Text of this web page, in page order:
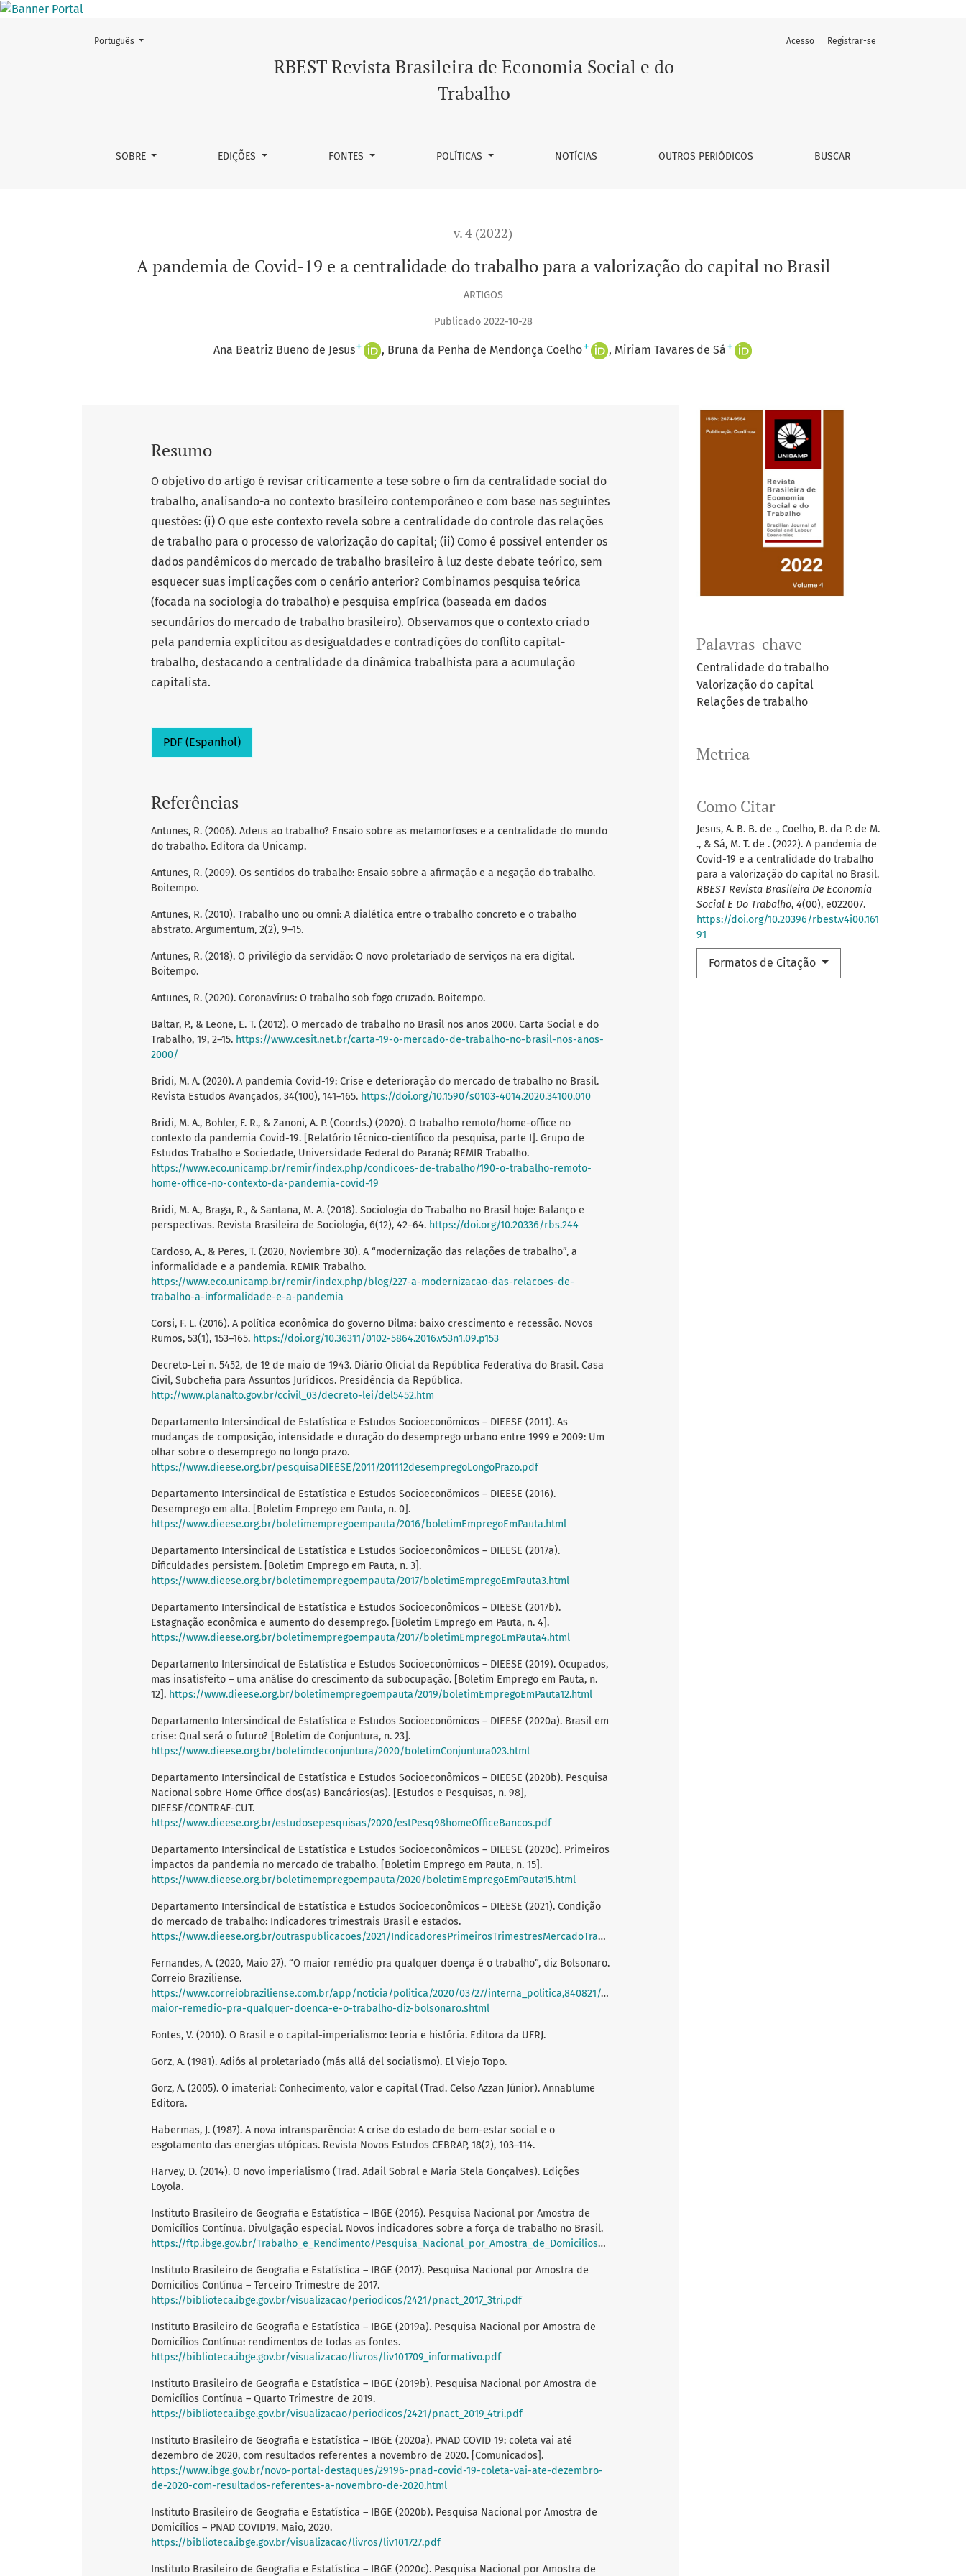
A pandemia de Covid-19 e a centralidade do trabalho para a valorização do capital no Brasil
RBEST Revista Brasileira de Economia Social e do
Trabalho
SOBRE EDIÇÕES FONTES POLÍTICAS NOTÍCIAS OUTROS PERIÓDICOS BUSCAR
Acesso Registrar-se
Mudar o idioma. O atual é:
Português
v. 4 (2022)
A pandemia de Covid-19 e a centralidade do trabalho para a valorização do capital no Brasil
ARTIGOS
Publicado 2022-10-28
Ana Beatriz Bueno de Jesus+ Bruna da Penha de Mendonça Coelho+ Miriam Tavares de Sá +
Palavras-chave
Centralidade do trabalho
Valorização do capital
Relações de trabalho
Metrica
Como Citar
Jesus, A. B. B. de ., Coelho, B. da P. de M.
., & Sá, M. T. de . (2022). A pandemia de
Covid-19 e a centralidade do trabalho
para a valorização do capital no Brasil.
RBEST Revista Brasileira De Economia
Social E Do Trabalho, 4(00), e022007.
https://doi.org/10.20396/rbest.v4i00.161
91
Formatos de Citação
Resumo
O objetivo do artigo é revisar criticamente a tese sobre o fim da centralidade social do
trabalho, analisando-a no contexto brasileiro contemporâneo e com base nas seguintes
questões: (i) O que este contexto revela sobre a centralidade do controle das relações
de trabalho para o processo de valorização do capital; (ii) Como é possível entender os
dados pandêmicos do mercado de trabalho brasileiro à luz deste debate teórico, sem
esquecer suas implicações com o cenário anterior? Combinamos pesquisa teórica
(focada na sociologia do trabalho) e pesquisa empírica (baseada em dados
secundários do mercado de trabalho brasileiro). Observamos que o contexto criado
pela pandemia explicitou as desigualdades e contradições do conflito capital-
trabalho, destacando a centralidade da dinâmica trabalhista para a acumulação
capitalista.
PDF (Espanhol)
Referências
Antunes, R. (2006). Adeus ao trabalho? Ensaio sobre as metamorfoses e a centralidade do mundo
do trabalho. Editora da Unicamp.
Antunes, R. (2009). Os sentidos do trabalho: Ensaio sobre a afirmação e a negação do trabalho.
Boitempo.
Antunes, R. (2010). Trabalho uno ou omni: A dialética entre o trabalho concreto e o trabalho
abstrato. Argumentum, 2(2), 9–15.
Antunes, R. (2018). O privilégio da servidão: O novo proletariado de serviços na era digital.
Boitempo.
Antunes, R. (2020). Coronavírus: O trabalho sob fogo cruzado. Boitempo.
Baltar, P., & Leone, E. T. (2012). O mercado de trabalho no Brasil nos anos 2000. Carta Social e do
Trabalho, 19, 2–15. https://www.cesit.net.br/carta-19-o-mercado-de-trabalho-no-brasil-nos-anos-
2000/
Bridi, M. A. (2020). A pandemia Covid-19: Crise e deterioração do mercado de trabalho no Brasil.
Revista Estudos Avançados, 34(100), 141–165. https://doi.org/10.1590/s0103-4014.2020.34100.010
Bridi, M. A., Bohler, F. R., & Zanoni, A. P. (Coords.) (2020). O trabalho remoto/home-office no
contexto da pandemia Covid-19. [Relatório técnico-científico da pesquisa, parte I]. Grupo de
Estudos Trabalho e Sociedade, Universidade Federal do Paraná; REMIR Trabalho.
https://www.eco.unicamp.br/remir/index.php/condicoes-de-trabalho/190-o-trabalho-remoto-
home-office-no-contexto-da-pandemia-covid-19
Bridi, M. A., Braga, R., & Santana, M. A. (2018). Sociologia do Trabalho no Brasil hoje: Balanço e
perspectivas. Revista Brasileira de Sociologia, 6(12), 42–64. https://doi.org/10.20336/rbs.244
Cardoso, A., & Peres, T. (2020, Noviembre 30). A “modernização das relações de trabalho”, a
informalidade e a pandemia. REMIR Trabalho.
https://www.eco.unicamp.br/remir/index.php/blog/227-a-modernizacao-das-relacoes-de-
trabalho-a-informalidade-e-a-pandemia
Corsi, F. L. (2016). A política econômica do governo Dilma: baixo crescimento e recessão. Novos
Rumos, 53(1), 153–165. https://doi.org/10.36311/0102-5864.2016.v53n1.09.p153
Decreto-Lei n. 5452, de 1º de maio de 1943. Diário Oficial da República Federativa do Brasil. Casa
Civil, Subchefia para Assuntos Jurídicos. Presidência da República.
http://www.planalto.gov.br/ccivil_03/decreto-lei/del5452.htm
Departamento Intersindical de Estatística e Estudos Socioeconômicos – DIEESE (2011). As
mudanças de composição, intensidade e duração do desemprego urbano entre 1999 e 2009: Um
olhar sobre o desemprego no longo prazo.
https://www.dieese.org.br/pesquisaDIEESE/2011/201112desempregoLongoPrazo.pdf
Departamento Intersindical de Estatística e Estudos Socioeconômicos – DIEESE (2016).
Desemprego em alta. [Boletim Emprego em Pauta, n. 0].
https://www.dieese.org.br/boletimempregoempauta/2016/boletimEmpregoEmPauta.html
Departamento Intersindical de Estatística e Estudos Socioeconômicos – DIEESE (2017a).
Dificuldades persistem. [Boletim Emprego em Pauta, n. 3].
https://www.dieese.org.br/boletimempregoempauta/2017/boletimEmpregoEmPauta3.html
Departamento Intersindical de Estatística e Estudos Socioeconômicos – DIEESE (2017b).
Estagnação econômica e aumento do desemprego. [Boletim Emprego em Pauta, n. 4].
https://www.dieese.org.br/boletimempregoempauta/2017/boletimEmpregoEmPauta4.html
Departamento Intersindical de Estatística e Estudos Socioeconômicos – DIEESE (2019). Ocupados,
mas insatisfeito – uma análise do crescimento da subocupação. [Boletim Emprego em Pauta, n.
12]. https://www.dieese.org.br/boletimempregoempauta/2019/boletimEmpregoEmPauta12.html
Departamento Intersindical de Estatística e Estudos Socioeconômicos – DIEESE (2020a). Brasil em
crise: Qual será o futuro? [Boletim de Conjuntura, n. 23].
https://www.dieese.org.br/boletimdeconjuntura/2020/boletimConjuntura023.html
Departamento Intersindical de Estatística e Estudos Socioeconômicos – DIEESE (2020b). Pesquisa
Nacional sobre Home Office dos(as) Bancários(as). [Estudos e Pesquisas, n. 98],
DIEESE/CONTRAF-CUT.
https://www.dieese.org.br/estudosepesquisas/2020/estPesq98homeOfficeBancos.pdf
Departamento Intersindical de Estatística e Estudos Socioeconômicos – DIEESE (2020c). Primeiros
impactos da pandemia no mercado de trabalho. [Boletim Emprego em Pauta, n. 15].
https://www.dieese.org.br/boletimempregoempauta/2020/boletimEmpregoEmPauta15.html
Departamento Intersindical de Estatística e Estudos Socioeconômicos – DIEESE (2021). Condição
do mercado de trabalho: Indicadores trimestrais Brasil e estados.
https://www.dieese.org.br/outraspublicacoes/2021/IndicadoresPrimeirosTrimestresMercadoTrabalho.html
Fernandes, A. (2020, Maio 27). “O maior remédio pra qualquer doença é o trabalho”, diz Bolsonaro.
Correio Braziliense.
https://www.correiobraziliense.com.br/app/noticia/politica/2020/03/27/interna_politica,840821/o-
maior-remedio-pra-qualquer-doenca-e-o-trabalho-diz-bolsonaro.shtml
Fontes, V. (2010). O Brasil e o capital-imperialismo: teoria e história. Editora da UFRJ.
Gorz, A. (1981). Adiós al proletariado (más allá del socialismo). El Viejo Topo.
Gorz, A. (2005). O imaterial: Conhecimento, valor e capital (Trad. Celso Azzan Júnior). Annablume
Editora.
Habermas, J. (1987). A nova intransparência: A crise do estado de bem-estar social e o
esgotamento das energias utópicas. Revista Novos Estudos CEBRAP, 18(2), 103–114.
Harvey, D. (2014). O novo imperialismo (Trad. Adail Sobral e Maria Stela Gonçalves). Edições
Loyola.
Instituto Brasileiro de Geografia e Estatística – IBGE (2016). Pesquisa Nacional por Amostra de
Domicílios Contínua. Divulgação especial. Novos indicadores sobre a força de trabalho no Brasil.
https://ftp.ibge.gov.br/Trabalho_e_Rendimento/Pesquisa_Nacional_por_Amostra_de_Domicilios_continua/Trimestral/Novos_Indicadores_Sobre_a_Forca_de_Trabalho/pnadc_201201_201602_trimestre_novos_indicadores.pdf
Instituto Brasileiro de Geografia e Estatística – IBGE (2017). Pesquisa Nacional por Amostra de
Domicílios Contínua – Terceiro Trimestre de 2017.
https://biblioteca.ibge.gov.br/visualizacao/periodicos/2421/pnact_2017_3tri.pdf
Instituto Brasileiro de Geografia e Estatística – IBGE (2019a). Pesquisa Nacional por Amostra de
Domicílios Contínua: rendimentos de todas as fontes.
https://biblioteca.ibge.gov.br/visualizacao/livros/liv101709_informativo.pdf
Instituto Brasileiro de Geografia e Estatística – IBGE (2019b). Pesquisa Nacional por Amostra de
Domicílios Contínua – Quarto Trimestre de 2019.
https://biblioteca.ibge.gov.br/visualizacao/periodicos/2421/pnact_2019_4tri.pdf
Instituto Brasileiro de Geografia e Estatística – IBGE (2020a). PNAD COVID 19: coleta vai até
dezembro de 2020, com resultados referentes a novembro de 2020. [Comunicados].
https://www.ibge.gov.br/novo-portal-destaques/29196-pnad-covid-19-coleta-vai-ate-dezembro-
de-2020-com-resultados-referentes-a-novembro-de-2020.html
Instituto Brasileiro de Geografia e Estatística – IBGE (2020b). Pesquisa Nacional por Amostra de
Domicílios – PNAD COVID19. Maio, 2020.
https://biblioteca.ibge.gov.br/visualizacao/livros/liv101727.pdf
Instituto Brasileiro de Geografia e Estatística – IBGE (2020c). Pesquisa Nacional por Amostra de